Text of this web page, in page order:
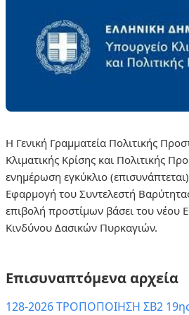
Η Γενική Γραμματεία Πολιτικής
Κλιματικής Κρίσης και Πολιτικής
ενημέρωση εγκύκλιο
Εφαρμογή του Συντελεστή
επιβολή προστίμων βάσει του νέου
Κινδύνου Δασικών Πυρκαγιών.
Επισυναπτόμενα αρχεία
128-2026 ΤΡΟΠΟΠΟΙΗΣΗ ΣΒ2